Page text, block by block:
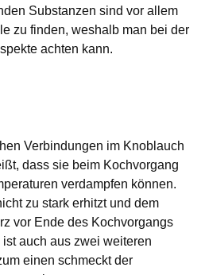
Substanzen sind vor allem
zu finden, weshalb man bei der
achten kann.
Verbindungen im Knoblauch
dass sie beim Kochvorgang
verdampfen können.
zu stark erhitzt und dem
vor Ende des Kochvorgangs
auch aus zwei weiteren
einen schmeckt der